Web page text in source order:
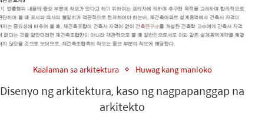
Kaalaman sa arkitektura Huwag kang manloko
Disenyo ng arkitektura, kaso ng nagpapanggap na
arkitekto